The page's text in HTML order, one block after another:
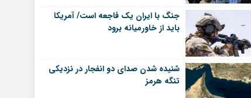
جنگ با ایران یک فاجعه است/ آمریکا
باید از خاورمیانه برود
شنیده شدن صدای دو انفجار در نزدیکی
تنگه هرمز